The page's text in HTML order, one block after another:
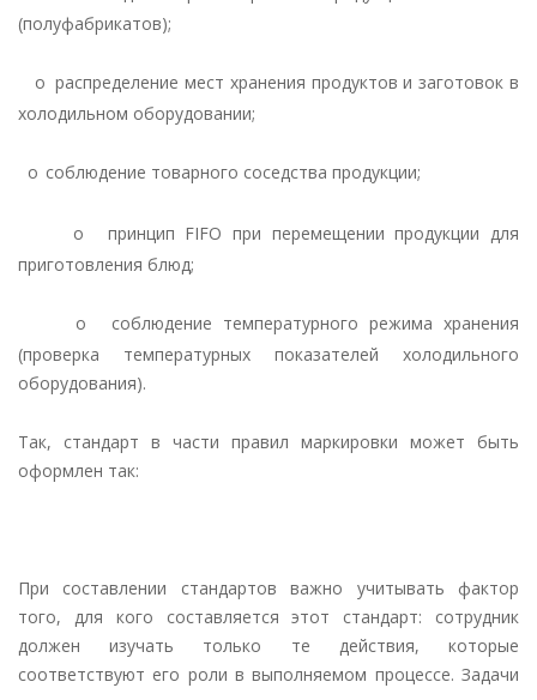
(полуфабрикатов);
распределение мест хранения продуктов и заготовок в
холодильном оборудовании;
соблюдение товарного соседства продукции;
принцип FIFO при перемещении продукции для
приготовления блюд;
соблюдение температурного режима хранения
(проверка температурных показателей холодильного
оборудования).
Так, стандарт в части правил маркировки может быть
оформлен так:
При составлении стандартов важно учитывать фактор
того, для кого составляется этот стандарт: сотрудник
должен изучать только те действия, которые
соответствуют его роли в выполняемом процессе. Задачи